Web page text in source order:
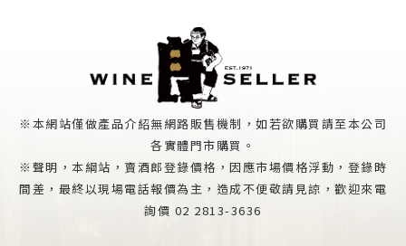
※本網站僅做產品介紹無網路販售機制，如若欲購買請至本公司
各實體門市購買。
※聲明，本綱站，賣酒郎登錄價格，因應市場價格浮動，登錄時
間差，最終以現場電話報價為主，造成不便敬請見諒，歡迎來電
詢價 02 2813-3636